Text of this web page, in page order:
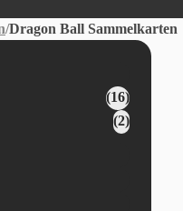
/Dragon Ball Sammelkarten
(16)
(2)